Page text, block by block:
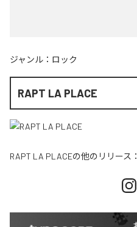
ジャンル： ロック
RAPT LA PLACE
RAPT LA PLACEの他のリリース：